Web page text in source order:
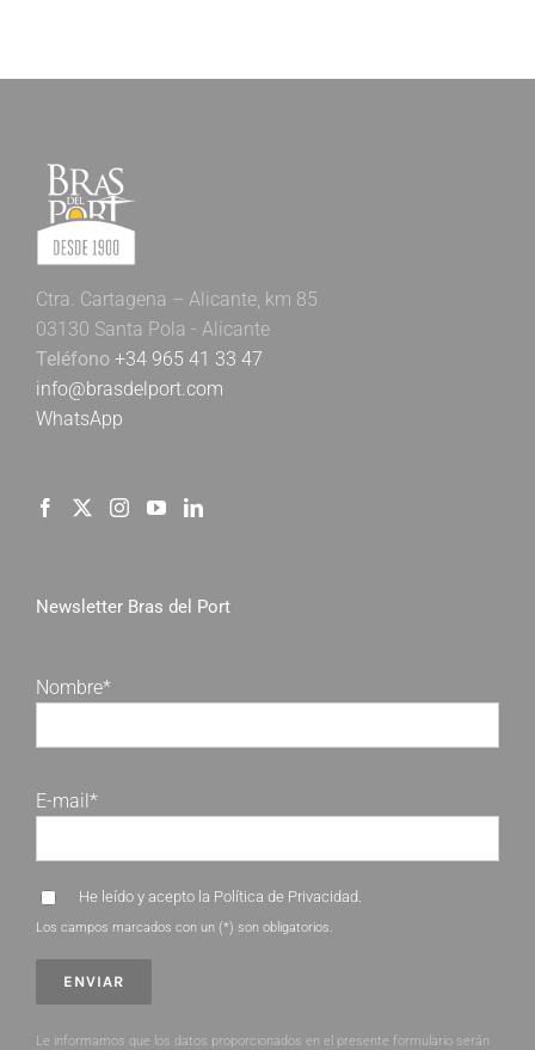
Ctra. Cartagena – Alicante, km 85
03130 Santa Pola - Alicante
Teléfono +34 965 41 33 47
info@brasdelport.com
WhatsApp
Newsletter Bras del Port
Nombre*
E-mail*
He leído y acepto la Política de Privacidad.
Los campos marcados con un (*) son obligatorios.
Le informamos que los datos proporcionados en el presente formulario serán